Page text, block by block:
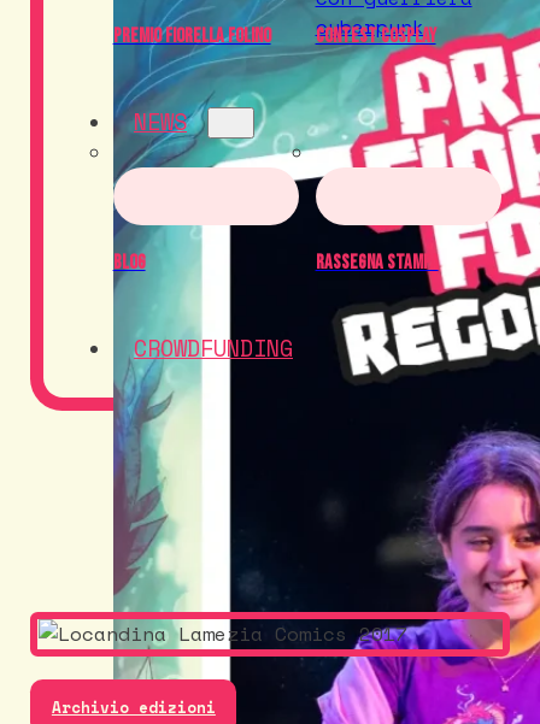
Premio Fiorella Folino Contest Cosplay
NEWS
Blog Rassegna Stampa
CROWDFUNDING
Archivio edizioni